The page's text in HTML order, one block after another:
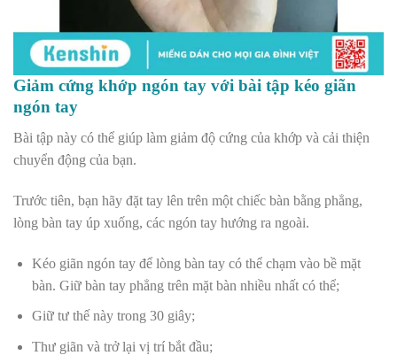
Giảm cứng khớp ngón tay với bài tập kéo giãn
ngón tay
Bài tập này có thể giúp làm giảm độ cứng của khớp và cải thiện
chuyển động của bạn.
Trước tiên, bạn hãy đặt tay lên trên một chiếc bàn bằng phẳng,
lòng bàn tay úp xuống, các ngón tay hướng ra ngoài.
Kéo giãn ngón tay để lòng bàn tay có thể chạm vào bề mặt
bàn. Giữ bàn tay phẳng trên mặt bàn nhiều nhất có thể;
Giữ tư thế này trong 30 giây;
Thư giãn và trở lại vị trí bắt đầu;